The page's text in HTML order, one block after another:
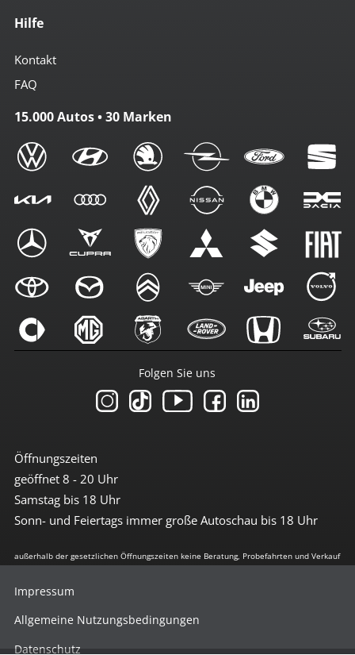
Hilfe
Kontakt
FAQ
15.000 Autos • 30 Marken
Öffnungszeiten
geöffnet 8 - 20 Uhr
Samstag bis 18 Uhr
Sonn- und Feiertags immer große Autoschau bis 18 Uhr
Folgen Sie uns
außerhalb der gesetzlichen Öffnungszeiten keine Beratung, Probefahrten und Verkauf
Impressum
Allgemeine Nutzungsbedingungen
Datenschutz